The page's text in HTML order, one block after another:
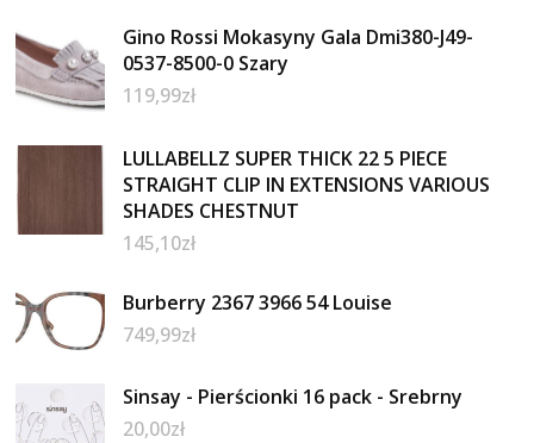
Gino Rossi Mokasyny Gala Dmi380-J49-
0537-8500-0 Szary
119,99zł
LULLABELLZ SUPER THICK 22 5 PIECE
STRAIGHT CLIP IN EXTENSIONS VARIOUS
SHADES CHESTNUT
145,10zł
Burberry 2367 3966 54 Louise
749,99zł
Sinsay - Pierścionki 16 pack - Srebrny
20,00zł